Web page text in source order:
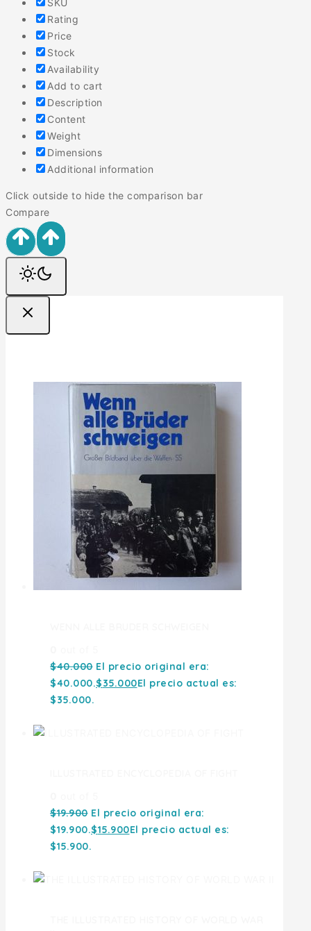
SKU
Rating
Price
Stock
Availability
Add to cart
Description
Content
Weight
Dimensions
Additional information
Click outside to hide the comparison bar
Compare
$40.000 El precio original era:
$40.000.$35.000El precio actual es:
$35.000.
$19.900 El precio original era:
$19.900.$15.900El precio actual es:
$15.900.